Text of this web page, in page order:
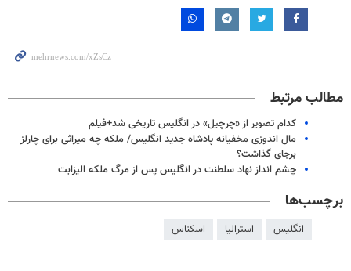
مطالب مرتبط
کدام تصویر از «چرچیل» در انگلیس تاریخی شد+فیلم
مال اندوزی مخفیانه پادشاه جدید انگلیس/ ملکه چه میراثی برای چارلز
برجای گذاشت؟
چشم انداز نهاد سلطنت در انگلیس پس از مرگ ملکه الیزابت
برچسب‌ها
انگلیس استرالیا اسکناس